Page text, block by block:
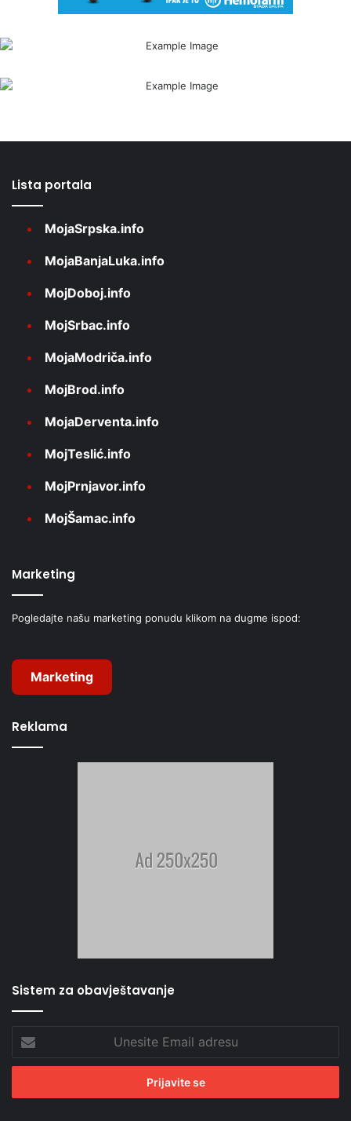
Lista portala
MojaSrpska.info
MojaBanjaLuka.info
MojDoboj.info
MojSrbac.info
MojaModriča.info
MojBrod.info
MojaDerventa.info
MojTeslić.info
MojPrnjavor.info
MojŠamac.info
Marketing
Pogledajte našu marketing ponudu klikom na dugme ispod:
Marketing
Reklama
Sistem za obavještavanje
Email
adresu